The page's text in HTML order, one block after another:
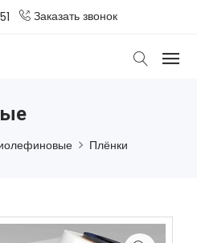
Заказать звонок
Плёнки